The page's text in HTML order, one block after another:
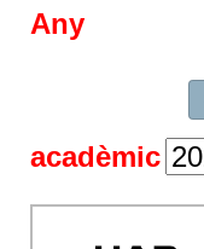
Any
acadèmic